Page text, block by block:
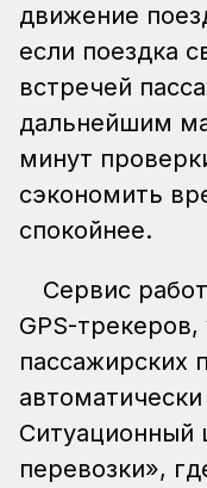
движение
если поездка
встречей
дальнейшим
минут
сэкономить
спокойнее.
Сервис
GPS-
пассажирских
Ситуационный
перевозки»,